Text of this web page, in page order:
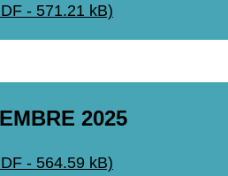
- 571.21 kB)
2025
- 564.59 kB)